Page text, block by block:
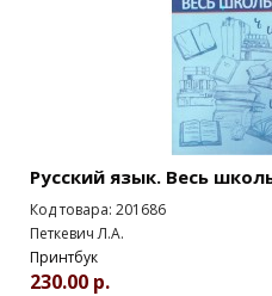
Русский язык. Весь
Код товара: 201686
Петкевич Л.А.
Принтбук
230.00 р.